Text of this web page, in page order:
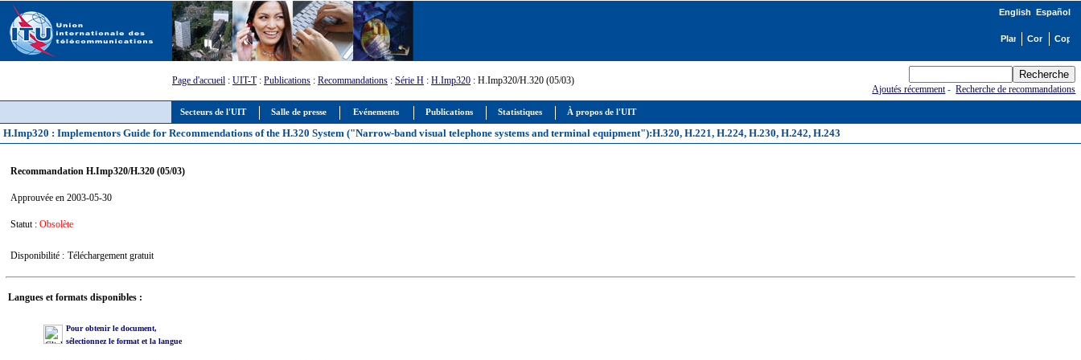
Secteurs de l'UIT Salle de presse Evénements Publications Statistiques À propos de l'UIT
English Español
Page d'accueil : UIT-T: Publications : Recommandations : Série H : H.Imp320 : H.Imp320/H.320 (05/03)
Ajoutés récemment-Recherche de recommandations
H.Imp320 : Implementors Guide for Recommendations of the H.320 System ("Narrow-band visual telephone systems and terminal equipment"):H.320, H.221, H.224, H.230, H.242, H.243
Recommandation H.Imp320/H.320 (05/03)
Approuvée en 2003-05-30
Statut : Obsolète
Disponibilité : Téléchargement gratuit
Langues et formats disponibles :
Pour obtenir le document,
sélectionnez le format et la langue